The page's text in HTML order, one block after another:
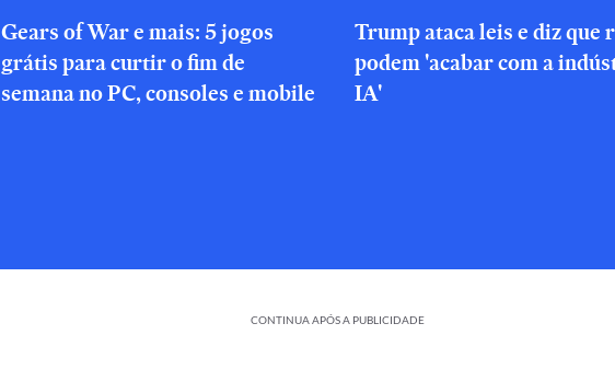
Gears of War e mais: 5 jogos
grátis para curtir o fim de
semana no PC, consoles e mobile
Trump ataca leis e diz que
podem 'acabar com a
IA'
CONTINUA APÓS A PUBLICIDADE